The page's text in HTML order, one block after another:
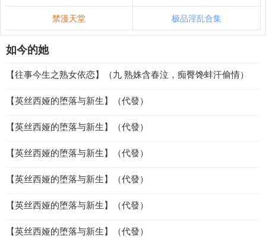
禁漫天堂 极品淫乱合集
如今的她
【往事今生之熟女依恋】（九 熟姝含春泣，痴臀馋蚌汗偷情）
【英丝西娅的堕落与新生】（代發）
【英丝西娅的堕落与新生】（代發）
【英丝西娅的堕落与新生】（代發）
【英丝西娅的堕落与新生】（代發）
【英丝西娅的堕落与新生】（代發）
【英丝西娅的堕落与新生】（代發）